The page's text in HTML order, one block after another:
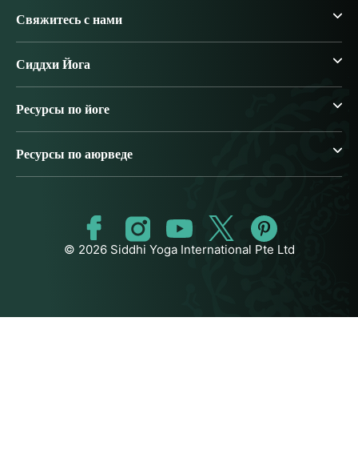
Свяжитесь с нами
Сиддхи Йога
Ресурсы по йоге
Ресурсы по аюрведе
© 2026 Siddhi Yoga International Pte Ltd